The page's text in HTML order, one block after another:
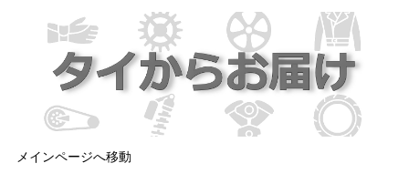
メインページへ移動